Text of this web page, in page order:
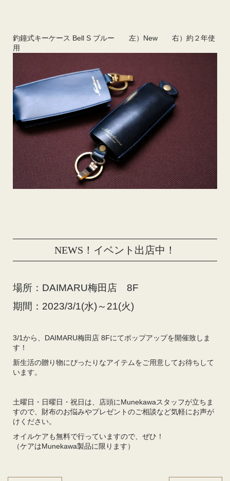
釣鐘式キーケース Bell S ブルー 左）New 右）約２年使
用
NEWS！イベント出店中！
場所：DAIMARU梅田店 8F
期間：2023/3/1(水)～21(火)
3/1から、DAIMARU梅田店 8Fにてポップアップを開催致しま
す！
新生活の贈り物にぴったりなアイテムをご用意してお待ちして
います。
土曜日・日曜日・祝日は、店頭にMunekawaスタッフが立ちま
すので、財布のお悩みやプレゼントのご相談など気軽にお声が
けください。
オイルケアも無料で行っていますので、ぜひ！
（ケアはMunekawa製品に限ります）